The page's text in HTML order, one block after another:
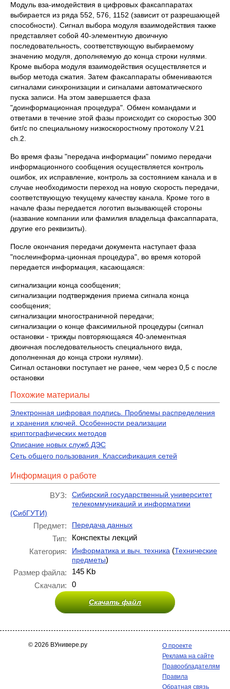
Модуль вза-имодействия в цифровых факсаппаратах
выбирается из ряда 552, 576, 1152 (зависит от разрешающей
способности). Сигнал выбора модуля взаимодействия также
представляет собой 40-элементную двоичную
последовательность, соответствующую выбираемому
значению модуля, дополняемую до конца строки нулями.
Кроме выбора модуля взаимодействия осуществляется и
выбор метода сжатия. Затем факсаппараты обмениваются
сигналами синхронизации и сигналами автоматического
пуска записи. На этом завершается фаза
"доинформационная процедура". Обмен командами и
ответами в течение этой фазы происходит со скоростью 300
бит/с по специальному низкоскоростному протоколу V.21
ch.2.
Во время фазы "передача информации" помимо передачи
информационного сообщения осуществляется контроль
ошибок, их исправление, контроль за состоянием канала и в
случае необходимости переход на новую скорость передачи,
соответствующую текущему качеству канала. Кроме того в
начале фазы передается логотип вызывающей стороны
(название компании или фамилия владельца факсаппарата,
другие его реквизиты).
После окончания передачи документа наступает фаза
"послеинформа-ционная процедура", во время которой
передается информация, касающаяся:
сигнализации конца сообщения;
сигнализации подтверждения приема сигнала конца
сообщения;
сигнализации многостраничной передачи;
сигнализации о конце факсимильной процедуры (сигнал
остановки - трижды повторяющаяся 40-элементная
двоичная последовательность специального вида,
дополненная до конца строки нулями).
Сигнал остановки поступает не ранее, чем через 0,5 с после
остановки
Похожие материалы
Электронная цифровая подпись. Проблемы распределения
и хранения ключей. Особенности реализации
криптографических методов
Описание новых служб ДЭС
Сеть общего пользования. Классификация сетей
Информация о работе
ВУЗ:
Сибирский государственный университет
телекоммуникаций и информатики
(СибГУТИ)
Предмет: Передача данных
Тип:
Конспекты лекций
Категория:
Информатика и выч. техника (Технические
предметы)
Размер файла:
145 Kb
Скачали:
0
Скачать файл
© 2026 ВУнивере.ру
О проекте
Реклама на сайте
Правообладателям
Правила
Обратная связь